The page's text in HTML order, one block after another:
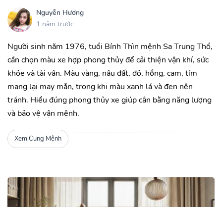
Nguyễn Hương
1 năm trước
Người sinh năm 1976, tuổi Bính Thìn mệnh Sa Trung Thổ,
cần chọn màu xe hợp phong thủy để cải thiện vận khí, sức
khỏe và tài vận. Màu vàng, nâu đất, đỏ, hồng, cam, tím
mang lại may mắn, trong khi màu xanh lá và đen nên
tránh. Hiểu đúng phong thủy xe giúp cân bằng năng lượng
và bảo vệ vận mệnh.
Xem Cung Mệnh